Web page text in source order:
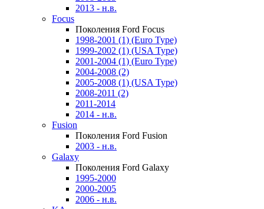
2013 - н.в.
Focus
Поколения Ford Focus
1998-2001 (1) (Euro Type)
1999-2002 (1) (USA Type)
2001-2004 (1) (Euro Type)
2004-2008 (2)
2005-2008 (1) (USA Type)
2008-2011 (2)
2011-2014
2014 - н.в.
Fusion
Поколения Ford Fusion
2003 - н.в.
Galaxy
Поколения Ford Galaxy
1995-2000
2000-2005
2006 - н.в.